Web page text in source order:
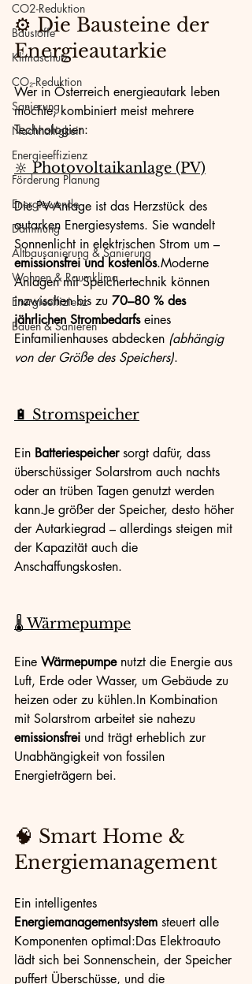
CO2-Reduktion
Baustoffe
Klimaschutz
CO₂-Reduktion
Sanierung
Nachhaltigkeit
Energieeffizienz
Förderung Planung
Energiewende
Dämmung
Altbausanierung & Sanierung
Wohnen & Raumklima
Energieeffizienz
Bauen & Sanieren
⚙️ Die Bausteine der
Energieautarkie
Wer in Österreich energieautark leben
möchte, kombiniert meist mehrere
Technologien:
🔆 Photovoltaikanlage (PV)
Die PV-Anlage ist das Herzstück des
autarken Energiesystems. Sie wandelt
Sonnenlicht in elektrischen Strom um –
emissionsfrei und kostenlos.Moderne
Anlagen mit Speichertechnik können
inzwischen bis zu 70–80 % des
jährlichen Strombedarfs eines
Einfamilienhauses abdecken (abhängig
von der Größe des Speichers).
🔋 Stromspeicher
Ein Batteriespeicher sorgt dafür, dass
überschüssiger Solarstrom auch nachts
oder an trüben Tagen genutzt werden
kann.Je größer der Speicher, desto höher
der Autarkiegrad – allerdings steigen mit
der Kapazität auch die
Anschaffungskosten.
🌡️ Wärmepumpe
Eine Wärmepumpe nutzt die Energie aus
Luft, Erde oder Wasser, um Gebäude zu
heizen oder zu kühlen.In Kombination
mit Solarstrom arbeitet sie nahezu
emissionsfrei und trägt erheblich zur
Unabhängigkeit von fossilen
Energieträgern bei.
🧠 Smart Home &
Energiemanagement
Ein intelligentes
Energiemanagementsystem steuert alle
Komponenten optimal:Das Elektroauto
lädt sich bei Sonnenschein, der Speicher
puffert Überschüsse, und die